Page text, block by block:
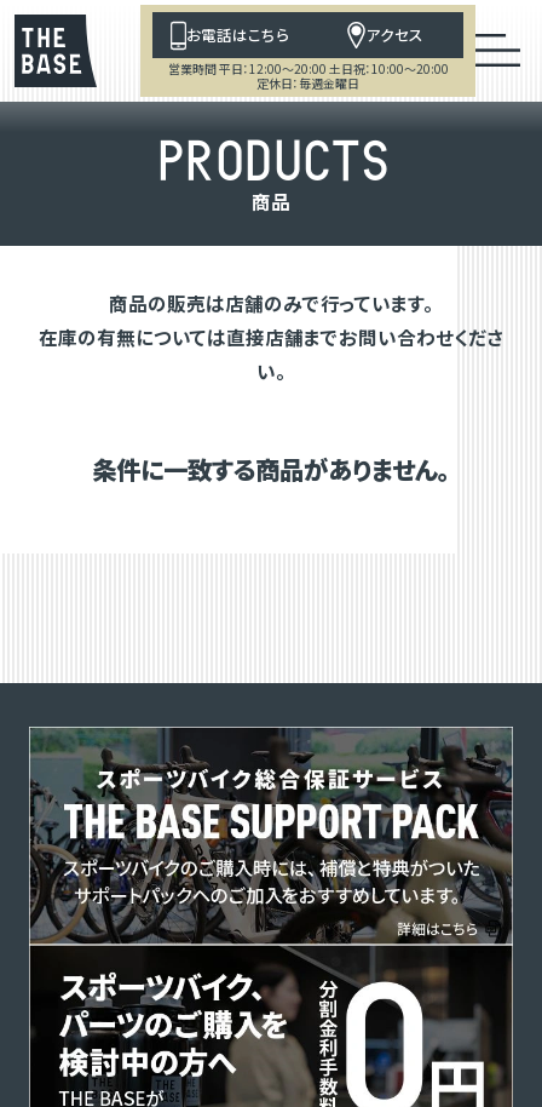
お電話はこちら アクセス
営業時間 平日：12:00～20:00 土日祝：10:00～20:00
定休日：毎週金曜日
PRODUCTS
商品
商品の販売は店舗のみで行っています。
在庫の有無については直接店舗までお問い合わせくださ
い。
条件に一致する商品がありません。